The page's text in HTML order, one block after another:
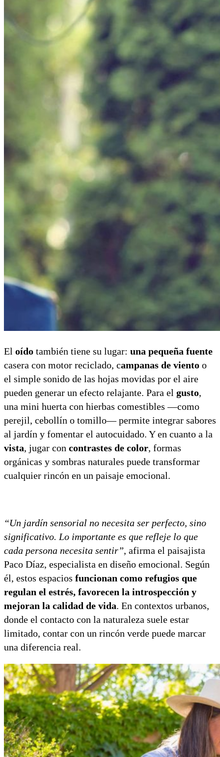
El oído también tiene su lugar: una pequeña fuente
casera con motor reciclado, campanas de viento o
el simple sonido de las hojas movidas por el aire
pueden generar un efecto relajante. Para el gusto,
una mini huerta con hierbas comestibles —como
perejil, cebollín o tomillo— permite integrar sabores
al jardín y fomentar el autocuidado. Y en cuanto a la
vista, jugar con contrastes de color, formas
orgánicas y sombras naturales puede transformar
cualquier rincón en un paisaje emocional.
“Un jardín sensorial no necesita ser perfecto, sino
significativo. Lo importante es que refleje lo que
cada persona necesita sentir”, afirma el paisajista
Paco Díaz, especialista en diseño emocional. Según
él, estos espacios funcionan como refugios que
regulan el estrés, favorecen la introspección y
mejoran la calidad de vida. En contextos urbanos,
donde el contacto con la naturaleza suele estar
limitado, contar con un rincón verde puede marcar
una diferencia real.